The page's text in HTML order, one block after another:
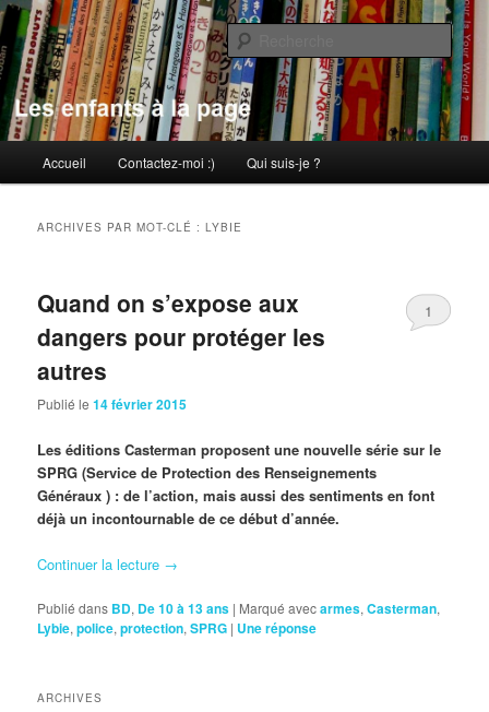
Aller
au
contenu
principal
Aller
au
contenu
secondaireLes enfants à la page
principal
Accueil Contactez-moi :) Qui suis-je ?
ARCHIVES PAR MOT-CLÉ :LYBIE
Quand on s’expose aux
dangers pour protéger les
autres
Publié le14 février 2015
1
Les éditions Casterman proposent une nouvelle série sur le
SPRG (Service de Protection des Renseignements
Généraux ) : de l’action, mais aussi des sentiments en font
déjà un incontournable de ce début d’année.
Continuer la lecture →
Publié dans BD, De 10 à 13 ans | Marqué avecarmes,Casterman,
Lybie,police,protection,SPRG | Uneréponse
ARCHIVES